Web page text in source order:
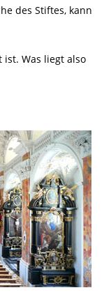
des Stiftes, kann
ist. Was liegt also